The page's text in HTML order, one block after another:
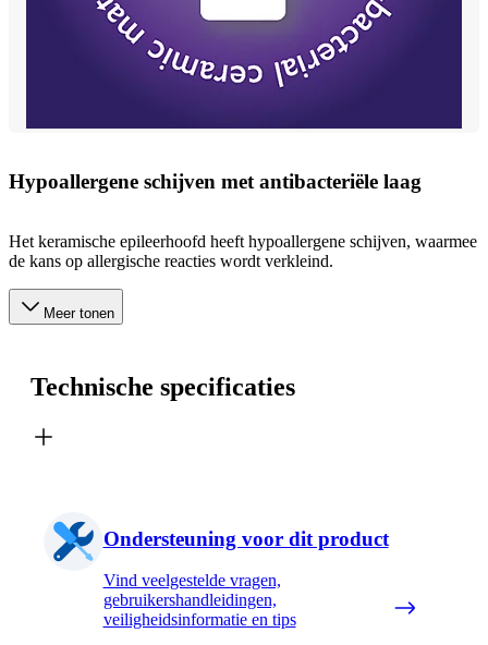
Hypoallergene schijven met antibacteriële laag
Het keramische epileerhoofd heeft hypoallergene schijven, waarmee
de kans op allergische reacties wordt verkleind.
Meer tonen
Technische specificaties
Ondersteuning voor dit product
Vind veelgestelde vragen,
gebruikershandleidingen,
veiligheidsinformatie en tips